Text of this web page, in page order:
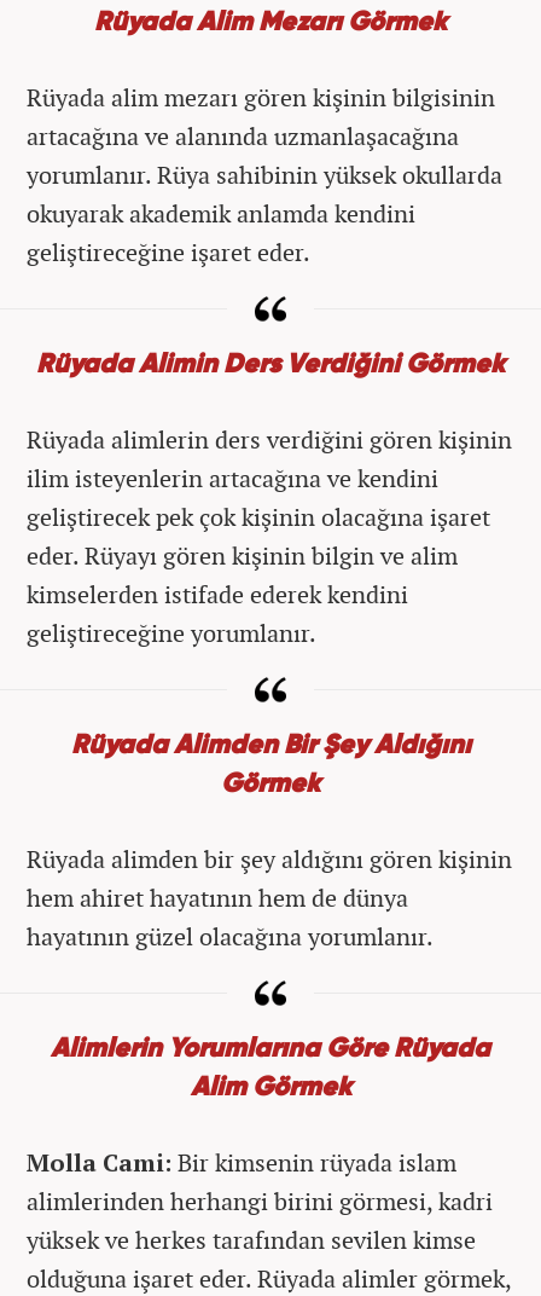
Rüyada Alim Mezarı Görmek
Rüyada alim mezarı gören kişinin bilgisinin
artacağına ve alanında uzmanlaşacağına
yorumlanır. Rüya sahibinin yüksek okullarda
okuyarak akademik anlamda kendini
geliştireceğine işaret eder.
Rüyada Alimin Ders Verdiğini Görmek
Rüyada alimlerin ders verdiğini gören kişinin
ilim isteyenlerin artacağına ve kendini
geliştirecek pek çok kişinin olacağına işaret
eder. Rüyayı gören kişinin bilgin ve alim
kimselerden istifade ederek kendini
geliştireceğine yorumlanır.
Rüyada Alimden Bir Şey Aldığını
Görmek
Rüyada alimden bir şey aldığını gören kişinin
hem ahiret hayatının hem de dünya
hayatının güzel olacağına yorumlanır.
Alimlerin Yorumlarına Göre Rüyada
Alim Görmek
Molla Cami: Bir kimsenin rüyada islam
alimlerinden herhangi birini görmesi, kadri
yüksek ve herkes tarafından sevilen kimse
olduğuna işaret eder. Rüyada alimler görmek,